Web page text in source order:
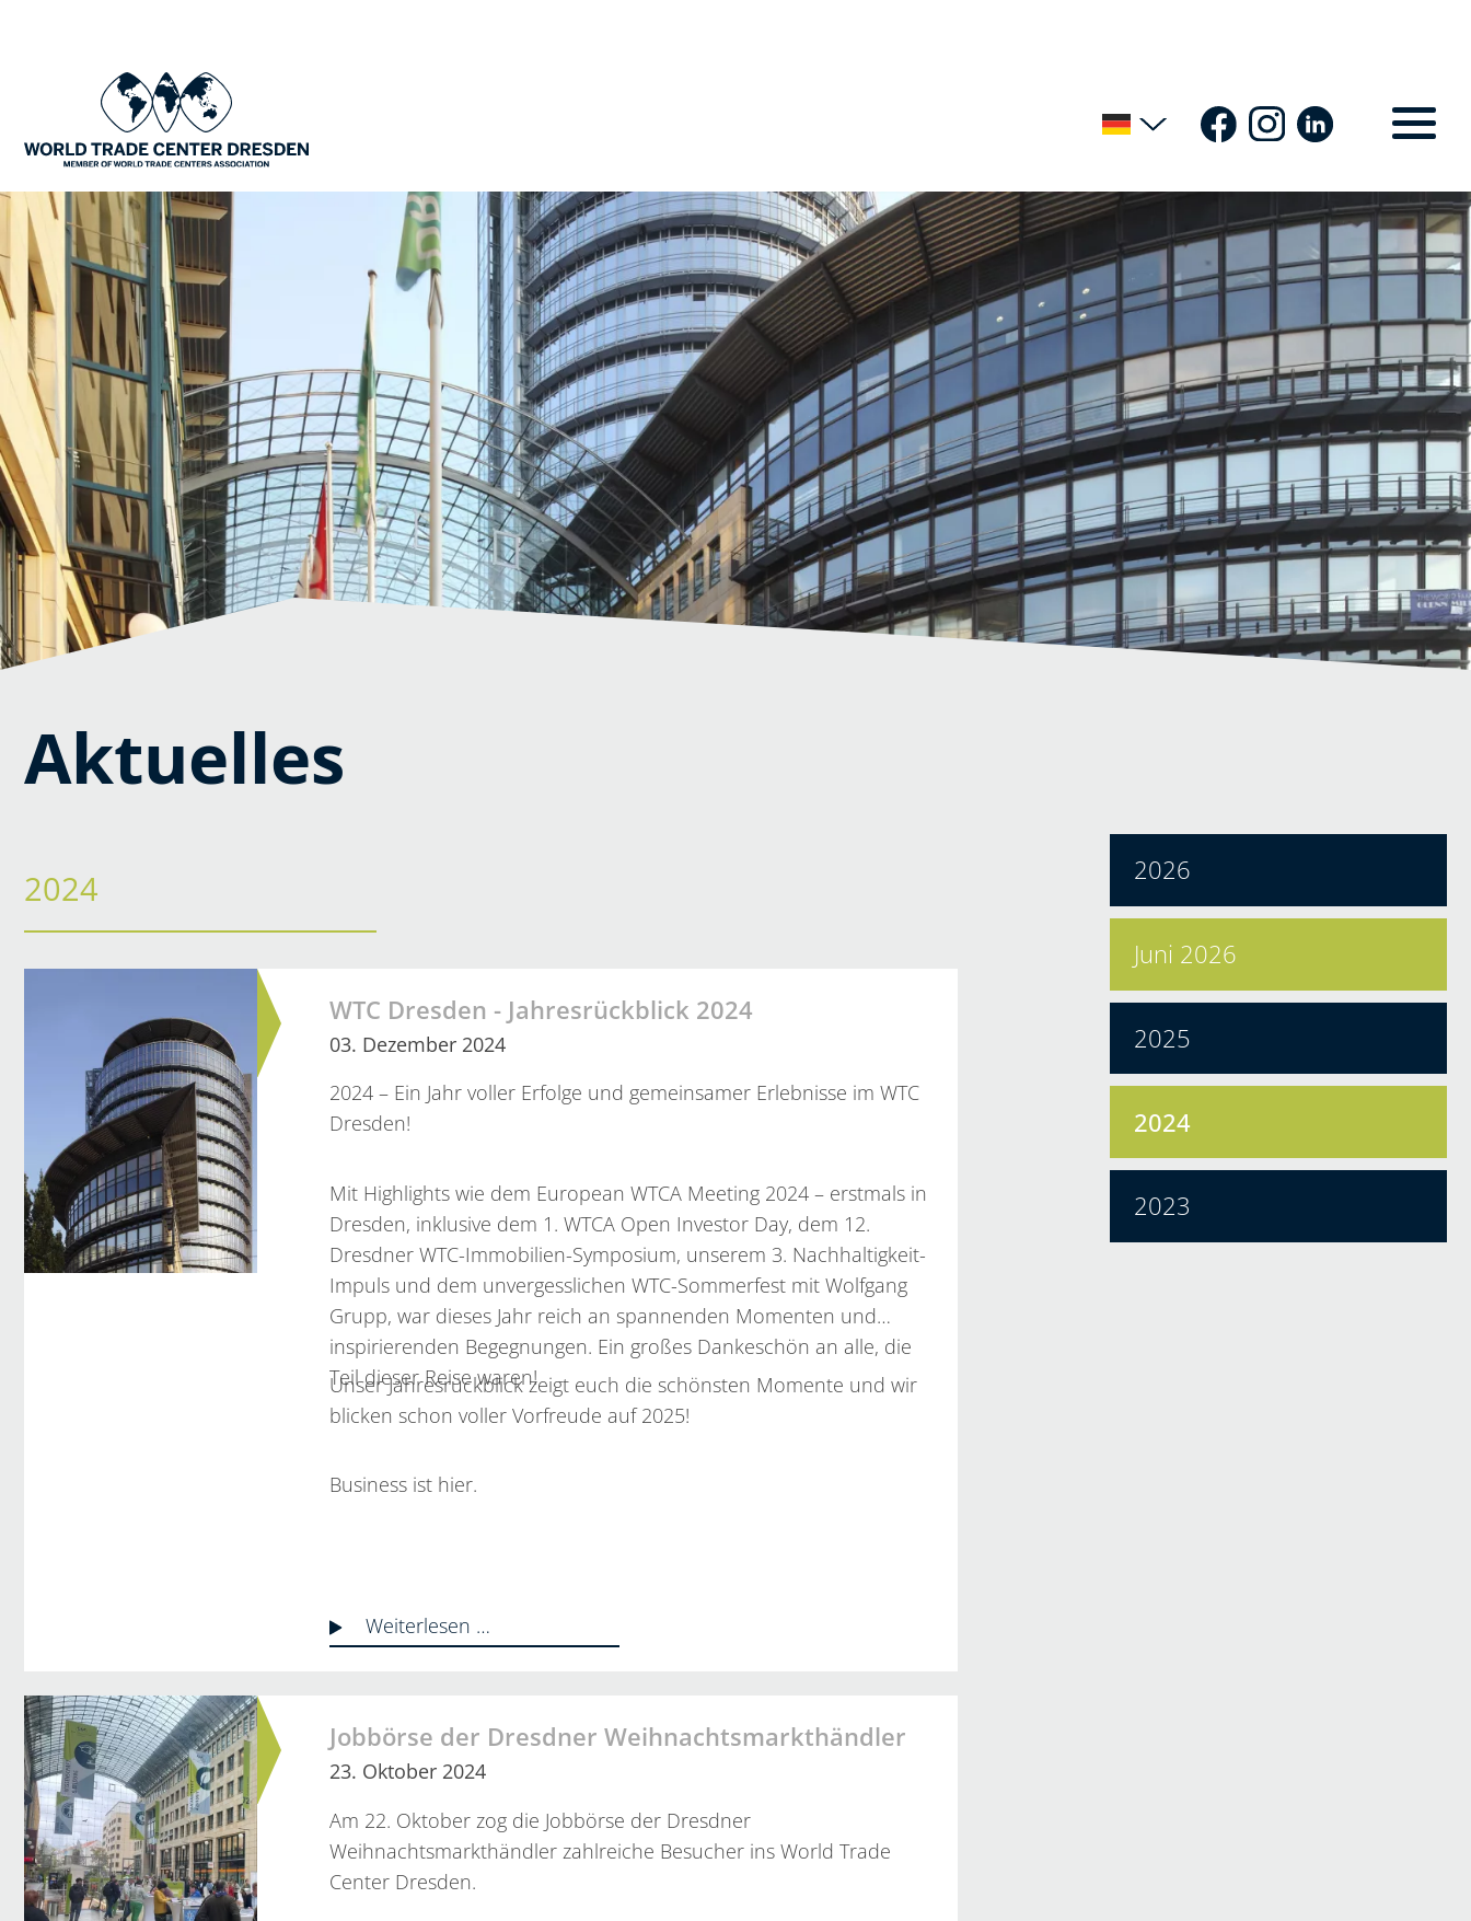
Aktuelles
2024
WTC Dresden - Jahresrückblick 2024
03. Dezember 2024
2024 – Ein Jahr voller Erfolge und gemeinsamer Erlebnisse im WTC
Dresden!
Mit Highlights wie dem European WTCA Meeting 2024 – erstmals in
Dresden, inklusive dem 1. WTCA Open Investor Day, dem 12.
Dresdner WTC-Immobilien-Symposium, unserem 3. Nachhaltigkeit-
Impuls und dem unvergesslichen WTC-Sommerfest mit Wolfgang
Grupp, war dieses Jahr reich an spannenden Momenten und
inspirierenden Begegnungen. Ein großes Dankeschön an alle, die
Teil dieser Reise waren!
Unser Jahresrückblick zeigt euch die schönsten Momente und wir
blicken schon voller Vorfreude auf 2025!
Business ist hier.
Weiterlesen …
Jobbörse der Dresdner Weihnachtsmarkthändler
23. Oktober 2024
Am 22. Oktober zog die Jobbörse der Dresdner
Weihnachtsmarkthändler zahlreiche Besucher ins World Trade
Center Dresden.
2026
Juni 2026
2025
2024
2023